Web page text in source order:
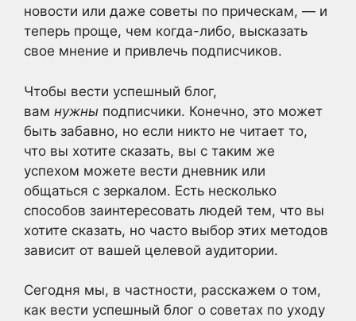
новости или даже советы по прическам, — и
теперь проще, чем когда-либо, высказать
свое мнение и привлечь подписчиков.
Чтобы вести успешный блог,
вам нужны подписчики. Конечно, это может
быть забавно, но если никто не читает то,
что вы хотите сказать, вы с таким же
успехом можете вести дневник или
общаться с зеркалом. Есть несколько
способов заинтересовать людей тем, что вы
хотите сказать, но часто выбор этих методов
зависит от вашей целевой аудитории.
Сегодня мы, в частности, расскажем о том,
как вести успешный блог о советах по уходу